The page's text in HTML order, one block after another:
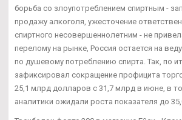
борьба со злоупотреблением спиртным -
продажу алкоголя, ужесточение
спиртного несовершеннолетним - не
перелому на рынке, Россия остается на
по душевому потреблению спирта. Так, по
зафиксировал сокращение профицита
25,1 млрд долларов с 31,7 млрд в июне, в
аналитики ожидали роста показателя до